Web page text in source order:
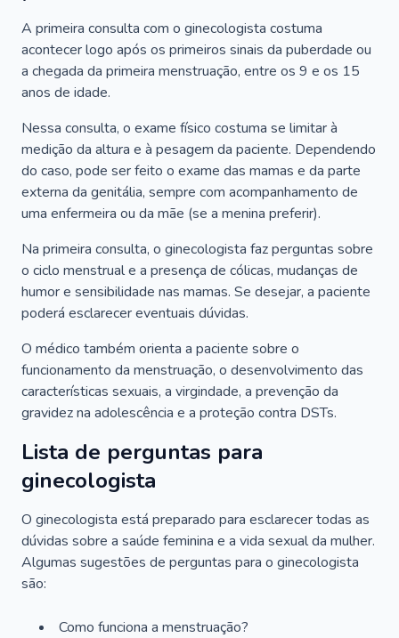
A primeira consulta com o ginecologista costuma
acontecer logo após os primeiros sinais da puberdade ou
a chegada da primeira menstruação, entre os 9 e os 15
anos de idade.
Nessa consulta, o exame físico costuma se limitar à
medição da altura e à pesagem da paciente. Dependendo
do caso, pode ser feito o exame das mamas e da parte
externa da genitália, sempre com acompanhamento de
uma enfermeira ou da mãe (se a menina preferir).
Na primeira consulta, o ginecologista faz perguntas sobre
o ciclo menstrual e a presença de cólicas, mudanças de
humor e sensibilidade nas mamas. Se desejar, a paciente
poderá esclarecer eventuais dúvidas.
O médico também orienta a paciente sobre o
funcionamento da menstruação, o desenvolvimento das
características sexuais, a virgindade, a prevenção da
gravidez na adolescência e a proteção contra DSTs.
Lista de perguntas para
ginecologista
O ginecologista está preparado para esclarecer todas as
dúvidas sobre a saúde feminina e a vida sexual da mulher.
Algumas sugestões de perguntas para o ginecologista
são:
Como funciona a menstruação?